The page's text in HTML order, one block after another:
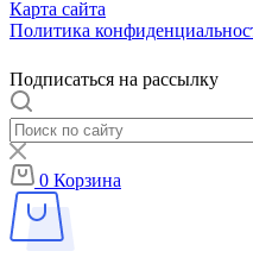
Карта сайта
Политика
Подписаться на рассылку
0 Корзина